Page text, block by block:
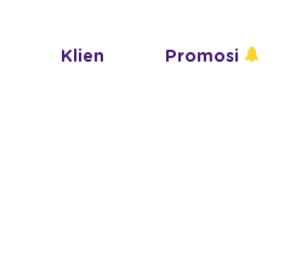
Klien Promosi